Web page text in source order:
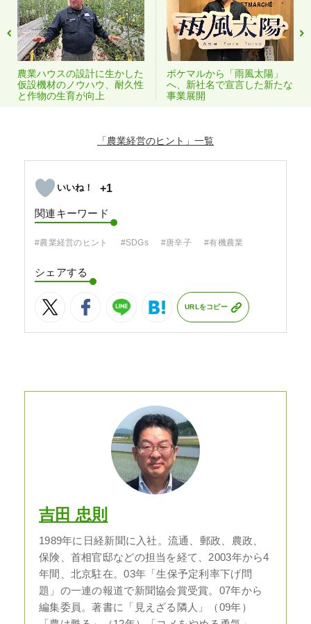
農業ハウスの設計に生かした
仮設機材のノウハウ、耐久性
と作物の生育が向上
ポケマルから「雨風太陽」
へ、新社名で宣言した新たな
事業展開
「農業経営のヒント」
+1
関連キーワード
#農業経営のヒント #SDGs #唐辛子 #有機農業
シェアする
URLをコピー
吉田 忠則
1989年に日経新聞に入社。流通、郵政、農政、
保険、首相官邸などの担当を経て、2003年から4
年間、北京駐在。03年「生保予定利率下げ問
題」の一連の報道で新聞協会賞受賞。07年から
編集委員。著書に「見えざる隣人」（09年）